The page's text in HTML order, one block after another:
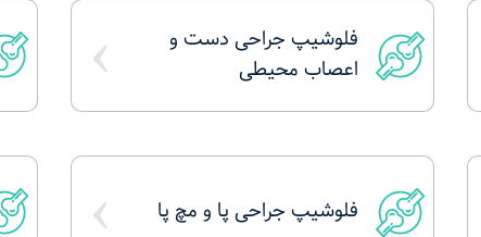
فلوشیپ جراحی دست و
اعصاب محیطی
›
فلوشیپ جراحی پا و مچ پا ›